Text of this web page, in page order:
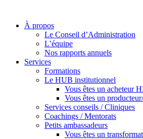
À propos
Le Conseil d’Administration
L’équipe
Nos rapports annuels
Services
Formations
Le HUB institutionnel
Vous êtes un acheteur
Vous êtes un
Services conseils / Cliniques
Coachings / Mentorats
Petits ambassadeurs
Vous êtes un